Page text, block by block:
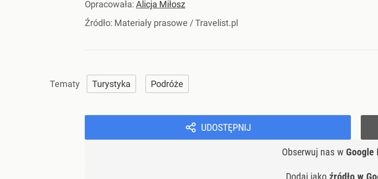
Opracowała: Alicja Miłosz
Źródło: Materiały prasowe /Travelist.pl
Turystyka Podróże
UDOSTĘPNIJ
Obserwuj nas w Google
Dodaj jako źródło w